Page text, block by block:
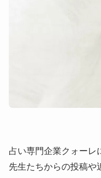
占い専門企業クォーレ
先生たちからの投稿や